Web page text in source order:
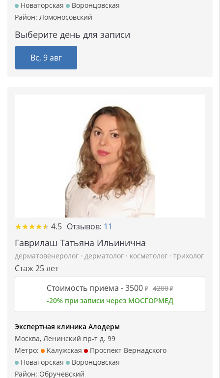
Новаторская
Воронцовская
Район: Ломоносовский
Выберите день для записи
Вс, 9 авг
★★★★★
★★★★★ 4.5 Отзывов: 11
Гаврилаш Татьяна Ильинична
дерматовенеролог · дерматолог · косметолог · трихолог
Стаж 25 лет
Стоимость приема -3500 ₽ 4200₽
-20% при записи через МОСГОРМЕД
Экспертная клиника Алодерм
Москва, Ленинский пр-т д. 99
Метро:
Калужская
Проспект Вернадского
Новаторская
Воронцовская
Район: Обручевский